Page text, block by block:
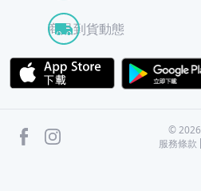
商品到貨動態
APP Store
facebook ©2026
服務條款